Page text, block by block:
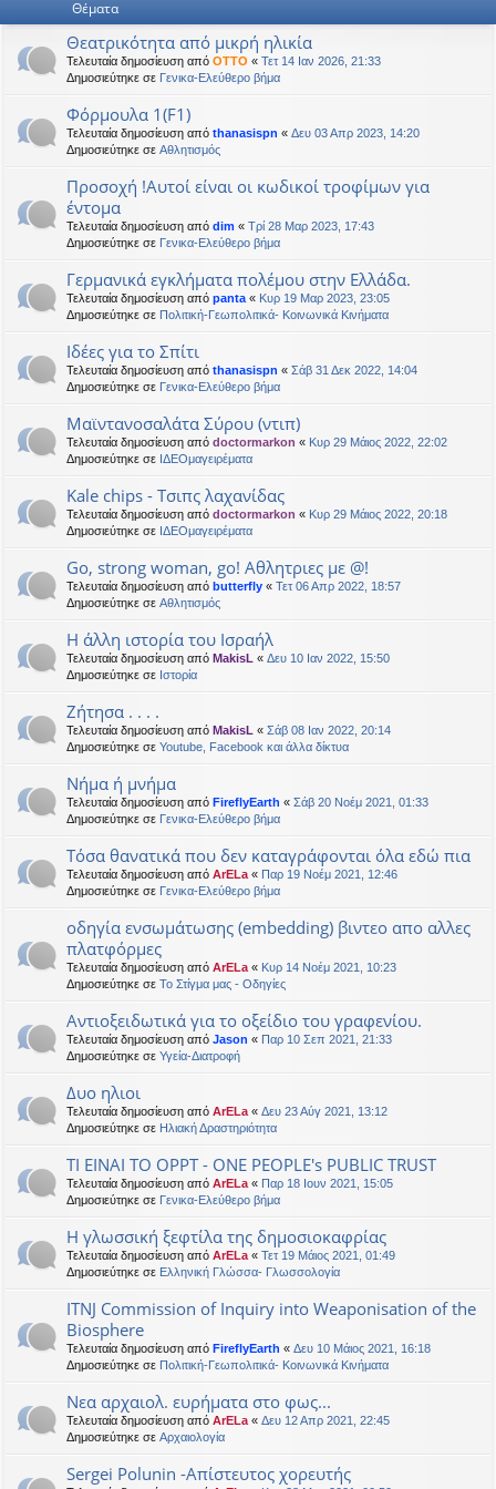
Θέματα
Θεατρικότητα από μικρή ηλικία
Τελευταία δημοσίευση από OTTO « Τετ 14 Ιαν 2026, 21:33
Δημοσιεύτηκε σε Γενικα-Ελεύθερο βήμα
Φόρμουλα 1(F1)
Τελευταία δημοσίευση από thanasispn « Δευ 03 Απρ 2023, 14:20
Δημοσιεύτηκε σε Αθλητισμός
Προσοχή !Αυτοί είναι οι κωδικοί τροφίμων για
έντομα
Τελευταία δημοσίευση από dim « Τρί 28 Μαρ 2023, 17:43
Δημοσιεύτηκε σε Γενικα-Ελεύθερο βήμα
Γερμανικά εγκλήματα πολέμου στην Ελλάδα.
Τελευταία δημοσίευση από panta « Κυρ 19 Μαρ 2023, 23:05
Δημοσιεύτηκε σε Πολιτική-Γεωπολιτικά- Κοινωνικά Κινήματα
Ιδέες για το Σπίτι
Τελευταία δημοσίευση από thanasispn « Σάβ 31 Δεκ 2022, 14:04
Δημοσιεύτηκε σε Γενικα-Ελεύθερο βήμα
Μαϊντανοσαλάτα Σύρου (ντιπ)
Τελευταία δημοσίευση από doctormarkon « Κυρ 29 Μάιος 2022, 22:02
Δημοσιεύτηκε σε ΙΔΕΟμαγειρέματα
Kale chips - Τσιπς λαχανίδας
Τελευταία δημοσίευση από doctormarkon « Κυρ 29 Μάιος 2022, 20:18
Δημοσιεύτηκε σε ΙΔΕΟμαγειρέματα
Go, strong woman, go! Αθλητριες με @!
Τελευταία δημοσίευση από butterfly « Τετ 06 Απρ 2022, 18:57
Δημοσιεύτηκε σε Αθλητισμός
Η άλλη ιστορία του Ισραήλ
Τελευταία δημοσίευση από MakisL « Δευ 10 Ιαν 2022, 15:50
Δημοσιεύτηκε σε Ιστορία
Ζήτησα . . . .
Τελευταία δημοσίευση από MakisL « Σάβ 08 Ιαν 2022, 20:14
Δημοσιεύτηκε σε Youtube, Facebook και άλλα δίκτυα
Νήμα ή μνήμα
Τελευταία δημοσίευση από FireflyEarth « Σάβ 20 Νοέμ 2021, 01:33
Δημοσιεύτηκε σε Γενικα-Ελεύθερο βήμα
Τόσα θανατικά που δεν καταγράφονται όλα εδώ πια
Τελευταία δημοσίευση από ArELa « Παρ 19 Νοέμ 2021, 12:46
Δημοσιεύτηκε σε Γενικα-Ελεύθερο βήμα
οδηγία ενσωμάτωσης (embedding) βιντεο απο αλλες
πλατφόρμες
Τελευταία δημοσίευση από ArELa « Κυρ 14 Νοέμ 2021, 10:23
Δημοσιεύτηκε σε Το Στίγμα μας - Οδηγίες
Αντιοξειδωτικά για το οξείδιο του γραφενίου.
Τελευταία δημοσίευση από Jason « Παρ 10 Σεπ 2021, 21:33
Δημοσιεύτηκε σε Υγεία-Διατροφή
Δυο ηλιοι
Τελευταία δημοσίευση από ArELa « Δευ 23 Αύγ 2021, 13:12
Δημοσιεύτηκε σε Ηλιακή Δραστηριότητα
ΤΙ ΕΙΝΑΙ ΤΟ OPPT - ONE PEOPLE's PUBLIC TRUST
Τελευταία δημοσίευση από ArELa « Παρ 18 Ιουν 2021, 15:05
Δημοσιεύτηκε σε Γενικα-Ελεύθερο βήμα
Η γλωσσική ξεφτίλα της δημοσιοκαφρίας
Τελευταία δημοσίευση από ArELa « Τετ 19 Μάιος 2021, 01:49
Δημοσιεύτηκε σε Ελληνική Γλώσσα- Γλωσσολογία
ITNJ Commission of Inquiry into Weaponisation of the
Biosphere
Τελευταία δημοσίευση από FireflyEarth « Δευ 10 Μάιος 2021, 16:18
Δημοσιεύτηκε σε Πολιτική-Γεωπολιτικά- Κοινωνικά Κινήματα
Νεα αρχαιολ. ευρήματα στο φως...
Τελευταία δημοσίευση από ArELa « Δευ 12 Απρ 2021, 22:45
Δημοσιεύτηκε σε Αρχαιολογία
Sergei Polunin -Απίστευτος χορευτής